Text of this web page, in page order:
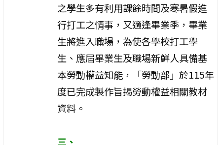
之學生多有利用課餘時間及寒暑假進
行打工之情事，又適逢畢業季，畢業
生將進入職場，為使各學校打工學
生、應屆畢業生及職場新鮮人具備基
本勞動權益知能，「勞動部」於115年
度已完成製作旨揭勞動權益相關教材
資料。
三、